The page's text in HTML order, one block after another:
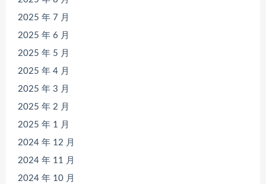
2025 年 7 月
2025 年 6 月
2025 年 5 月
2025 年 4 月
2025 年 3 月
2025 年 2 月
2025 年 1 月
2024 年 12 月
2024 年 11 月
2024 年 10 月